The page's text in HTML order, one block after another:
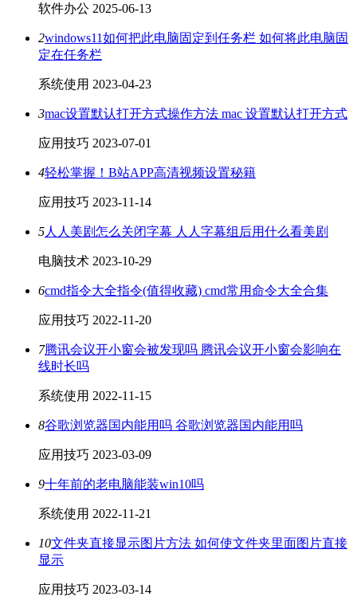
软件办公 2025-06-13
2windows11如何把此电脑固定到任务栏 如何将此电脑固
定在任务栏
系统使用 2023-04-23
3mac设置默认打开方式操作方法 mac 设置默认打开方式
应用技巧 2023-07-01
4轻松掌握！B站APP高清视频设置秘籍
应用技巧 2023-11-14
5人人美剧怎么关闭字幕 人人字幕组后用什么看美剧
电脑技术 2023-10-29
6cmd指令大全指令(值得收藏) cmd常用命令大全合集
应用技巧 2022-11-20
7腾讯会议开小窗会被发现吗 腾讯会议开小窗会影响在
线时长吗
系统使用 2022-11-15
8谷歌浏览器国内能用吗 谷歌浏览器国内能用吗
应用技巧 2023-03-09
9十年前的老电脑能装win10吗
系统使用 2022-11-21
10文件夹直接显示图片方法 如何使文件夹里面图片直接
显示
应用技巧 2023-03-14